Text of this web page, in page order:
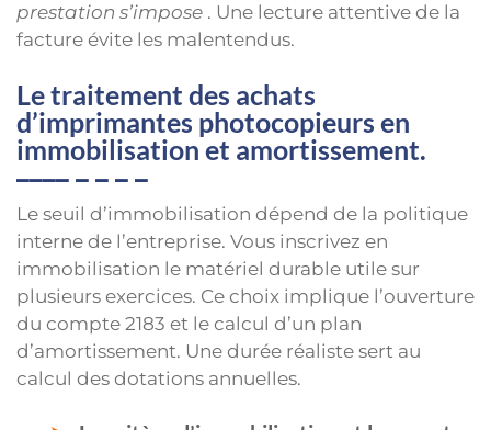
prestation s’impose . Une lecture attentive de la
facture évite les malentendus.
Le traitement des achats
d’imprimantes photocopieurs en
immobilisation et amortissement.
Le seuil d’immobilisation dépend de la politique
interne de l’entreprise. Vous inscrivez en
immobilisation le matériel durable utile sur
plusieurs exercices. Ce choix implique l’ouverture
du compte 2183 et le calcul d’un plan
d’amortissement. Une durée réaliste sert au
calcul des dotations annuelles.